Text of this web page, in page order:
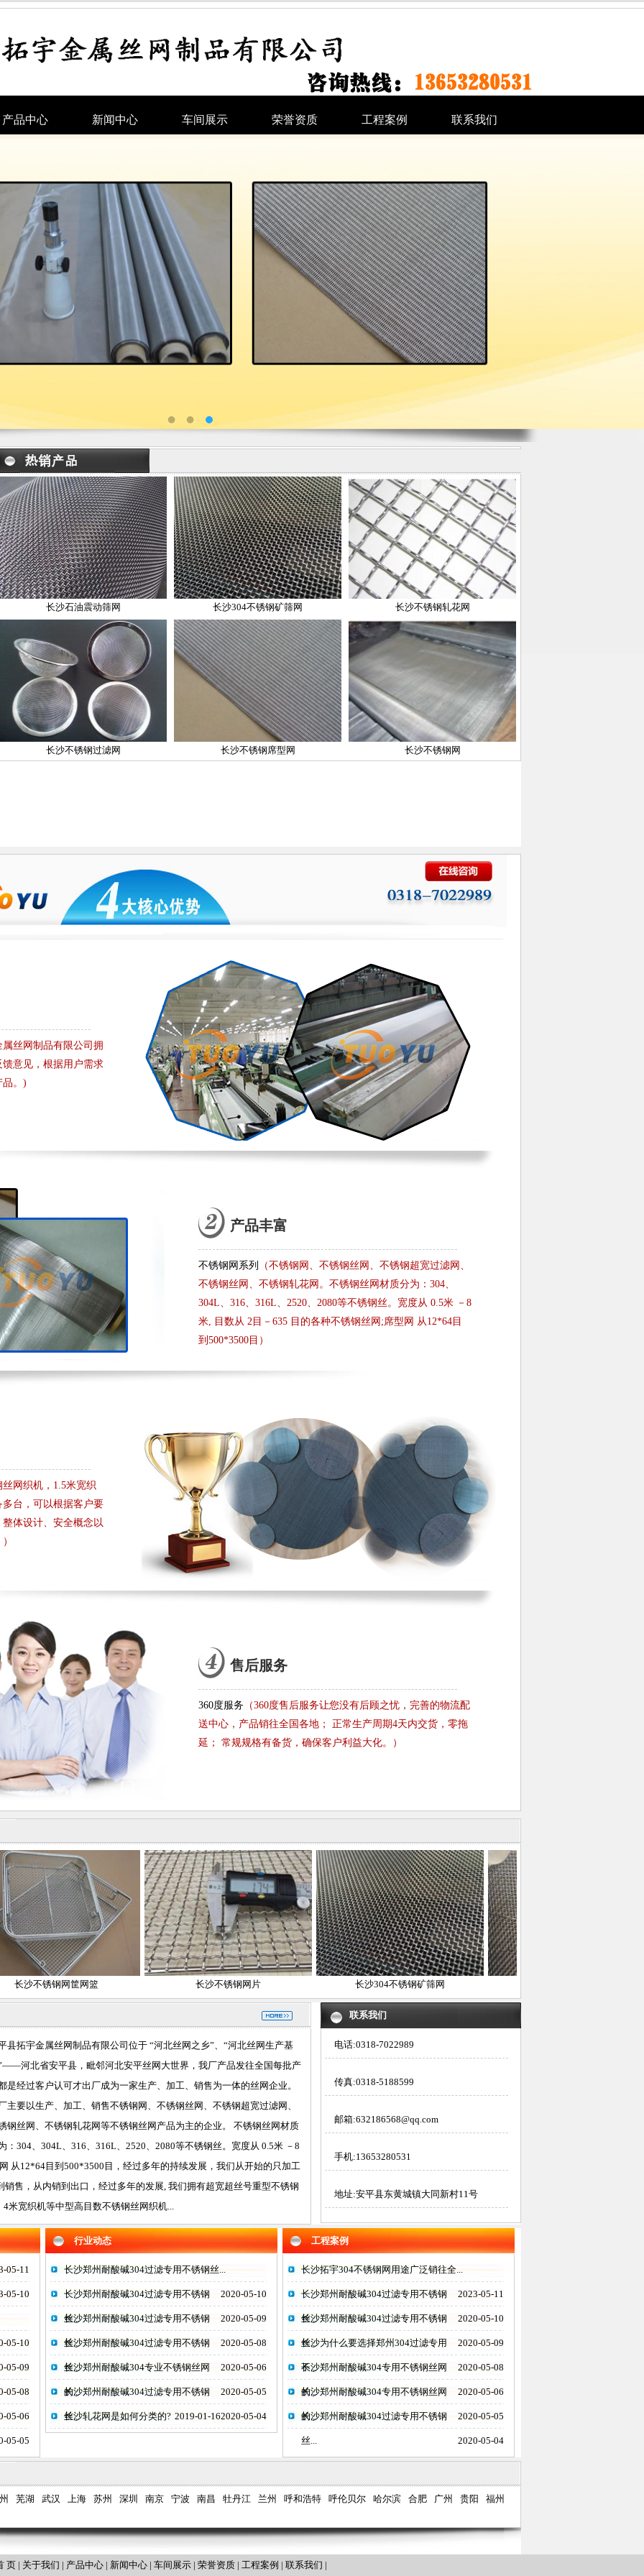
产品中心 新闻中心 车间展示 荣誉资质 工程案例 联系我们
长沙石油震动筛网 长沙304不锈钢矿筛网 长沙不锈钢轧花网
长沙不锈钢过滤网 长沙不锈钢席型网 长沙不锈钢网
丝网制品有限公司拥
意见，根据用户需求
品。)
产品丰富
不锈钢网系列
（不锈钢网、不锈钢丝网、不锈钢超宽过滤网、
不锈钢丝网、不锈钢轧花网。不锈钢丝网材质分为：304、
304L、316、316L、2520、2080等不锈钢丝。宽度从 0.5米 －8
米, 目数从 2目－635 目的各种不锈钢丝网;席型网 从12*64目
到500*3500目）
网织机，1.5米宽织
台，可以根据客户要
体设计、安全概念以
售后服务
360度服务 （360度售后服务让您没有后顾之忧，完善的物流配
送中心，产品销往全国各地； 正常生产周期4天内交货，零拖
延； 常规规格有备货，确保客户利益大化。）
不锈钢网筐网篮 长沙不锈钢网片 长沙304不锈钢矿筛网
县拓宇金属丝网制品有限公司位于 “河北丝网之乡”、“河北丝网生产基
河北省安平县，毗邻河北安平丝网大世界，我厂产品发往全国每批产
是经过客户认可才出厂成为一家生产、加工、销售为一体的丝网企业。
主要以生产、加工、销售不锈钢网、不锈钢丝网、不锈钢超宽过滤网、
钢丝网、不锈钢轧花网等不锈钢丝网产品为主的企业。 不锈钢丝网材质
：304、304L、316、316L、2520、2080等不锈钢丝。宽度从 0.5米 －8
从12*64目到500*3500目，经过多年的持续发展，我们从开始的只加工
售，从内销到出口，经过多年的发展, 我们拥有超宽超丝号重型不锈钢
米宽织机等中型高目数不锈钢丝网织机...
联系我们
电话:0318-7022989
传真:0318-5188599
邮箱:632186568@qq.com
手机:13653280531
地址:安平县东黄城镇大同新村11号
05-11
05-10
05-10
05-09
05-08
05-06
05-05
行业动态
长沙郑州耐酸碱304过滤专用不锈钢丝...
2020-05-10
长沙郑州耐酸碱304过滤专用不锈钢
丝... 2020-05-09
长沙郑州耐酸碱304过滤专用不锈钢
丝... 2020-05-08
长沙郑州耐酸碱304过滤专用不锈钢
丝... 2020-05-06
长沙郑州耐酸碱304专业不锈钢丝网
的... 2020-05-05
长沙郑州耐酸碱304过滤专用不锈钢
丝... 2020-05-04
长沙轧花网是如何分类的? 2019-01-16
工程案例
长沙拓宇304不锈钢网用途广泛销往全...
2023-05-11
长沙郑州耐酸碱304过滤专用不锈钢
丝... 2020-05-10
长沙郑州耐酸碱304过滤专用不锈钢
丝... 2020-05-09
长沙为什么要选择郑州304过滤专用
不... 2020-05-08
长沙郑州耐酸碱304专用不锈钢丝网
的... 2020-05-06
长沙郑州耐酸碱304专用不锈钢丝网
的... 2020-05-05
长沙郑州耐酸碱304过滤专用不锈钢
丝... 2020-05-04
芜湖 武汉 上海 苏州 深圳 南京 宁波 南昌 牡丹江 兰州 呼和浩特 呼伦贝尔 哈尔滨 合肥 广州 贵阳 福州
页 | 关于我们 | 产品中心 | 新闻中心 | 车间展示 | 荣誉资质 | 工程案例 | 联系我们 |